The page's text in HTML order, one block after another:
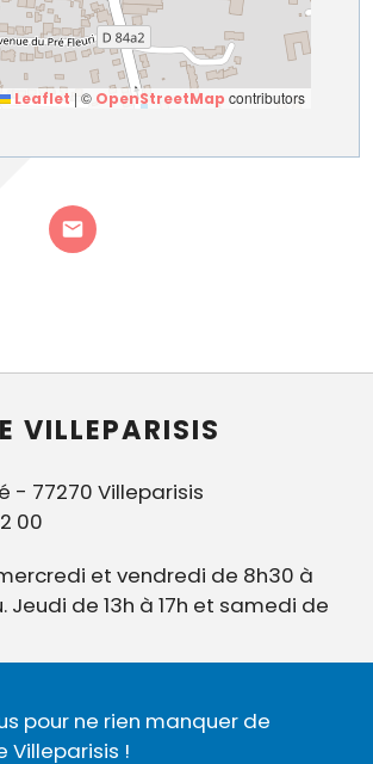
Leaflet | © OpenStreetMap contributors
VILLEPARISIS
- 77270 Villeparisis
00
et vendredi de 8h30 à
Jeudi de 13h à 17h et samedi de
pour ne rien manquer de
Villeparisis !